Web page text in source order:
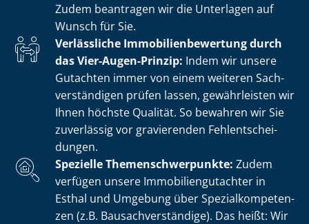
Zudem beantragen wir die Unterlagen auf
Wunsch für Sie.
Verlässliche Im­mo­bi­li­en­be­wer­tung durch
das Vier-Augen-Prinzip: Indem wir unsere
Gutachten immer von einem weiteren Sach­
ver­stän­di­gen prüfen lassen, gewährleisten wir
Ihnen höchste Qualität. So bewahren wir Sie
zuverlässig vor gravierenden Fehl­ent­schei­
dun­gen.
Spezielle The­men­schwer­punk­te: Zudem
verfügen unsere Im­mo­bi­li­en­gut­ach­ter in
Esthal und Umgebung über Spe­zi­al­kom­pe­ten­
zen (z.B. Bau­sach­ver­stän­di­ge). Das heißt: Wir